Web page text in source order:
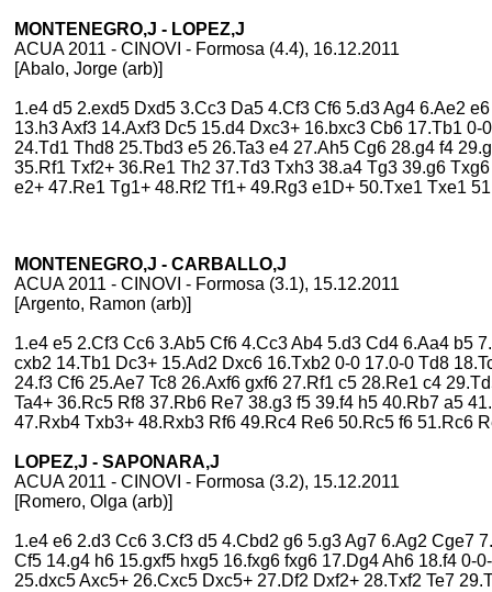
MONTENEGRO,J - LOPEZ,J
ACUA 2011 - CINOVI - Formosa (4.4), 16.12.2011
[Abalo, Jorge (arb)]
1.e4 d5 2.exd5 Dxd5 3.Cc3 Da5 4.Cf3 Cf6 5.d3 Ag4 6.Ae2
13.h3 Axf3 14.Axf3 Dc5 15.d4 Dxc3+ 16.bxc3 Cb6 17.Tb1
24.Td1 Thd8 25.Tbd3 e5 26.Ta3 e4 27.Ah5 Cg6 28.g4 f4
35.Rf1 Txf2+ 36.Re1 Th2 37.Td3 Txh3 38.a4 Tg3 39.g6
e2+ 47.Re1 Tg1+ 48.Rf2 Tf1+ 49.Rg3 e1D+ 50.Txe1 Txe1
MONTENEGRO,J - CARBALLO,J
ACUA 2011 - CINOVI - Formosa (3.1), 15.12.2011
[Argento, Ramon (arb)]
1.e4 e5 2.Cf3 Cc6 3.Ab5 Cf6 4.Cc3 Ab4 5.d3 Cd4 6.Aa4 b5
cxb2 14.Tb1 Dc3+ 15.Ad2 Dxc6 16.Txb2 0-0 17.0-0 Td8
24.f3 Cf6 25.Ae7 Tc8 26.Axf6 gxf6 27.Rf1 c5 28.Re1 c4
Ta4+ 36.Rc5 Rf8 37.Rb6 Re7 38.g3 f5 39.f4 h5 40.Rb7 a5
47.Rxb4 Txb3+ 48.Rxb3 Rf6 49.Rc4 Re6 50.Rc5 f6 51.Rc6
LOPEZ,J - SAPONARA,J
ACUA 2011 - CINOVI - Formosa (3.2), 15.12.2011
[Romero, Olga (arb)]
1.e4 e6 2.d3 Cc6 3.Cf3 d5 4.Cbd2 g6 5.g3 Ag7 6.Ag2 Cge7
Cf5 14.g4 h6 15.gxf5 hxg5 16.fxg6 fxg6 17.Dg4 Ah6 18.f4 0-
25.dxc5 Axc5+ 26.Cxc5 Dxc5+ 27.Df2 Dxf2+ 28.Txf2 Te7